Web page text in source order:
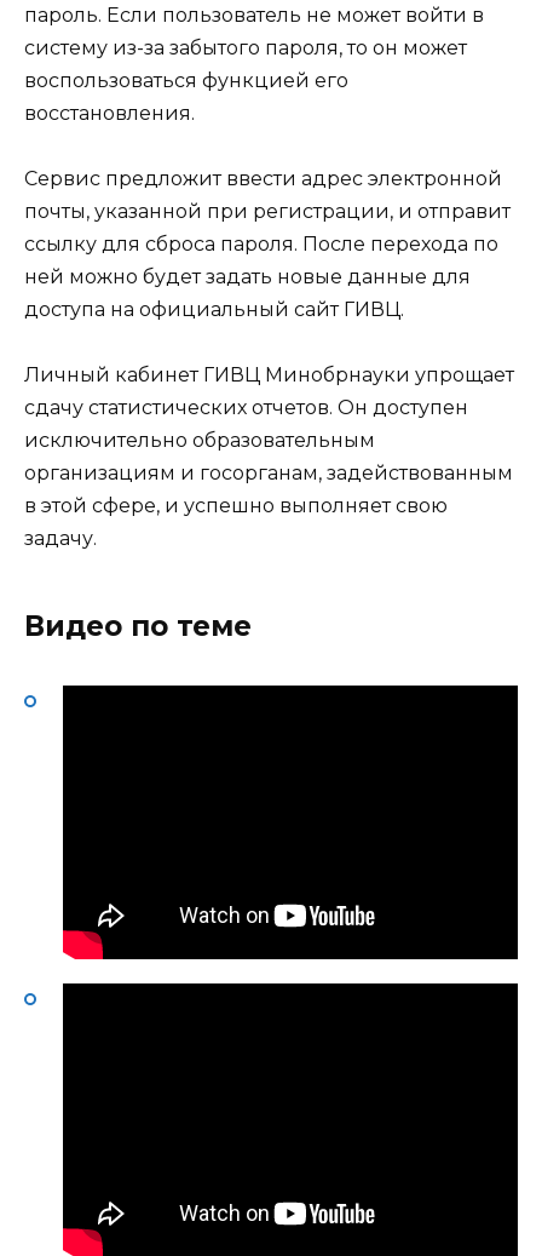
пароль. Если пользователь не может войти в
систему из-за забытого пароля, то он может
воспользоваться функцией его
восстановления.
Сервис предложит ввести адрес электронной
почты, указанной при регистрации, и отправит
ссылку для сброса пароля. После перехода по
ней можно будет задать новые данные для
доступа на официальный сайт ГИВЦ.
Личный кабинет ГИВЦ Минобрнауки упрощает
сдачу статистических отчетов. Он доступен
исключительно образовательным
организациям и госорганам, задействованным
в этой сфере, и успешно выполняет свою
задачу.
Видео по теме